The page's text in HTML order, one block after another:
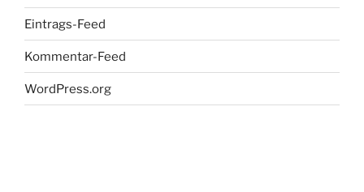
Eintrags-Feed
Kommentar-Feed
WordPress.org